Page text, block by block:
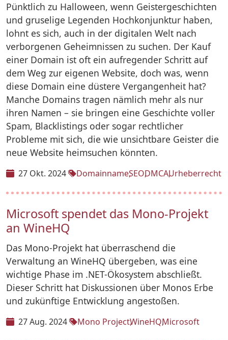
Pünktlich zu Halloween, wenn Geistergeschichten
und gruselige Legenden Hochkonjunktur haben,
lohnt es sich, auch in der digitalen Welt nach
verborgenen Geheimnissen zu suchen. Der Kauf
einer Domain ist oft ein aufregender Schritt auf
dem Weg zur eigenen Website, doch was, wenn
diese Domain eine düstere Vergangenheit hat?
Manche Domains tragen nämlich mehr als nur
ihren Namen – sie bringen eine Geschichte voller
Spam, Blacklistings oder sogar rechtlicher
Probleme mit sich, die wie unsichtbare Geister die
neue Website heimsuchen könnten.
27 Okt. 2024 DomainnameSEODMCAUrheberrecht
Microsoft spendet das Mono-Projekt
an WineHQ
Das Mono-Projekt hat überraschend die
Verwaltung an WineHQ übergeben, was eine
wichtige Phase im .NET-Ökosystem abschließt.
Dieser Schritt hat Diskussionen über Monos Erbe
und zukünftige Entwicklung angestoßen.
27 Aug. 2024 Mono ProjectWineHQMicrosoft